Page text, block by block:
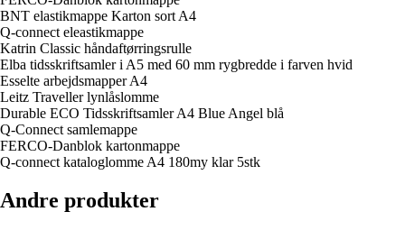
BNT elastikmappe Karton sort A4
Q-connect eleastikmappe
Katrin Classic håndaftørringsrulle
Elba tidsskriftsamler i A5 med 60 mm rygbredde i farven hvid
Esselte arbejdsmapper A4
Leitz Traveller lynlåslomme
Durable ECO Tidsskriftsamler A4 Blue Angel blå
Q-Connect samlemappe
FERCO-Danblok kartonmappe
Q-connect kataloglomme A4 180my klar 5stk
Andre produkter